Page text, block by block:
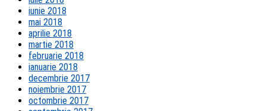
iunie 2018
mai 2018
aprilie 2018
martie 2018
februarie 2018
ianuarie 2018
decembrie 2017
noiembrie 2017
octombrie 2017